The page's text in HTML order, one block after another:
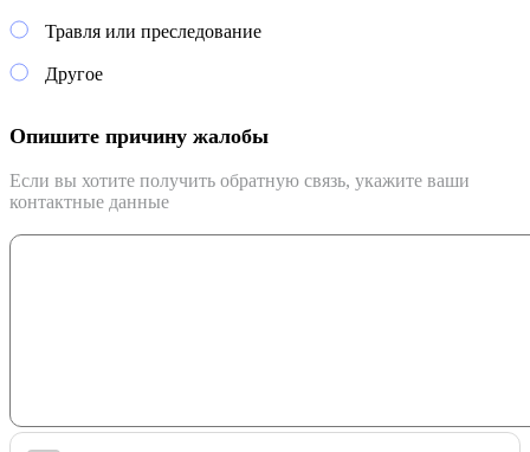
Травля или преследование
Другое
Опишите причину жалобы
Если вы хотите получить обратную связь, укажите ваши
контактные данные